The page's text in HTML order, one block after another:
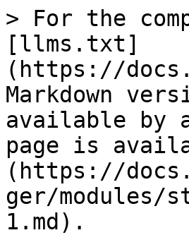
> For the
[llms.txt]
(https://
Markdown
available by
page is
(https://
ger/
1.md).